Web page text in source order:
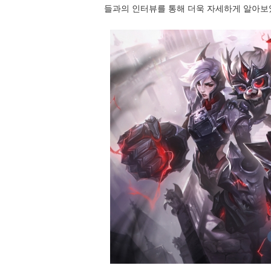
들과의 인터뷰를 통해 더욱 자세하게 알아보